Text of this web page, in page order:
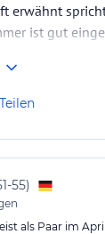
erwähnt
ist gut
das
ein Paar
Die Entfernung
es und
was
Teilen
55)
als Paar im